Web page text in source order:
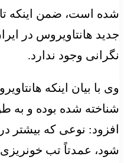
شده است، ضمن اینکه
جدید هانتاویروس در
نگرانی وجود ندارد.
وی با بیان اینکه
شناخته شده بوده و به
افزود: نوعی که بیشتر
شود، عمدتاً تب خونریزی